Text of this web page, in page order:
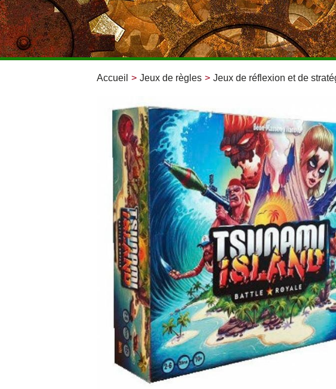
Accueil > Jeux de règles > Jeux de réflexion et de